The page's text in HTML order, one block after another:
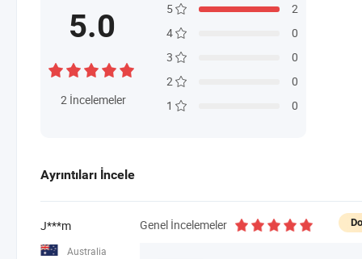
5.0
2 İncelemeler
5
2
4
0
3
0
2
0
1
0
Ayrıntıları İncele
J***m
Australia
Genel İncelemeler